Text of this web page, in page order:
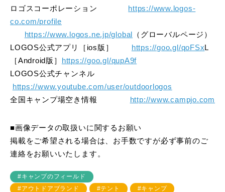
ロゴスコーポレーション
https://www.logos-
co.com/profile
https://www.logos.ne.jp/global
（グローバルページ）
LOGOS公式アプリ［ios版］
https://goo.gl/qoFSx L
［Android版］
https://goo.gl/qupA9f
LOGOS公式チャンネル
https://www.youtube.com/user/outdoorlogos
全国キャンプ場空き情報
http://www.campjo.com
■画像データの取扱いに関するお願い
掲載をご希望される場合は、お手数ですが必ず事前のご
連絡をお願いいたします。
#キャンプのフィールド
#アウトドアブランド
#テント #キャンプ